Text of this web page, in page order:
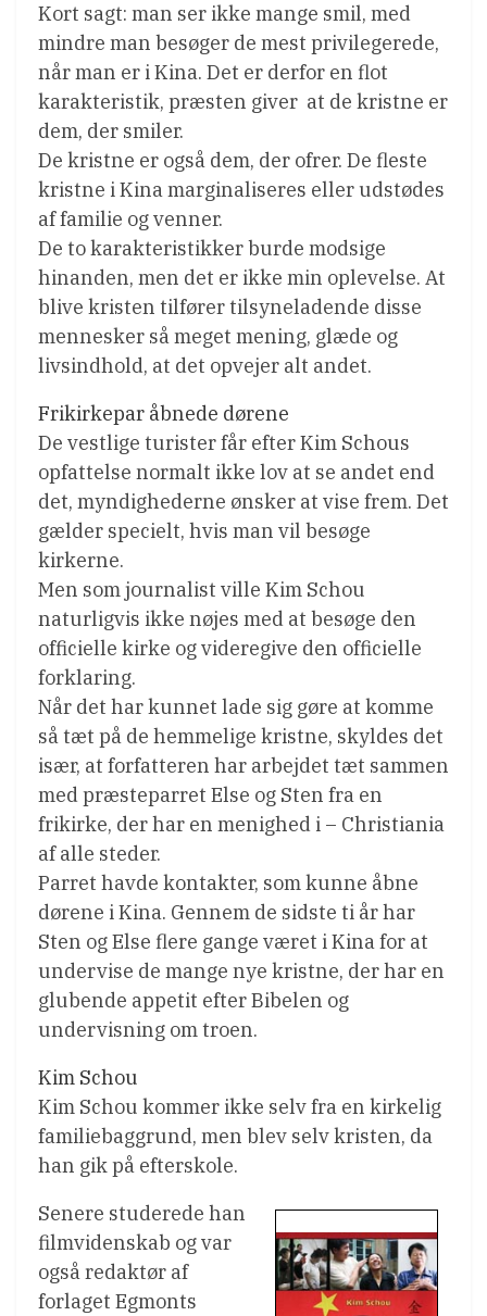
Kort sagt: man ser ikke mange smil, med
mindre man besøger de mest privilegerede,
når man er i Kina. Det er derfor en flot
karakteristik, præsten giver  at de kristne er
dem, der smiler.
De kristne er også dem, der ofrer. De fleste
kristne i Kina marginaliseres eller udstødes
af familie og venner.
De to karakteristikker burde modsige
hinanden, men det er ikke min oplevelse. At
blive kristen tilfører tilsyneladende disse
mennesker så meget mening, glæde og
livsindhold, at det opvejer alt andet.
Frikirkepar åbnede dørene
De vestlige turister får efter Kim Schous
opfattelse normalt ikke lov at se andet end
det, myndighederne ønsker at vise frem. Det
gælder specielt, hvis man vil besøge
kirkerne.
Men som journalist ville Kim Schou
naturligvis ikke nøjes med at besøge den
officielle kirke og videregive den officielle
forklaring.
Når det har kunnet lade sig gøre at komme
så tæt på de hemmelige kristne, skyldes det
især, at forfatteren har arbejdet tæt sammen
med præsteparret Else og Sten fra en
frikirke, der har en menighed i – Christiania
af alle steder.
Parret havde kontakter, som kunne åbne
dørene i Kina. Gennem de sidste ti år har
Sten og Else flere gange været i Kina for at
undervise de mange nye kristne, der har en
glubende appetit efter Bibelen og
undervisning om troen.
Kim Schou
Kim Schou kommer ikke selv fra en kirkelig
familiebaggrund, men blev selv kristen, da
han gik på efterskole.
Senere studerede han
filmvidenskab og var
også redaktør af
forlaget Egmonts